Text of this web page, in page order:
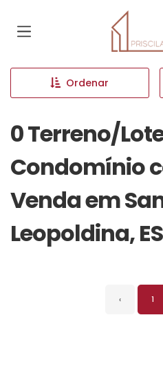
Página
Ordenar
0 Terreno/
Condomínio
Venda em
Leopoldina, ES
‹ 1